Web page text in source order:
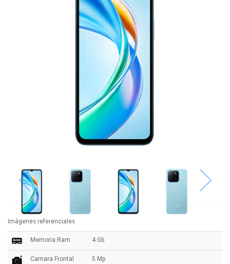
Imágenes referenciales
Memoria Ram 4 Gb
Camara Frontal 5 Mp